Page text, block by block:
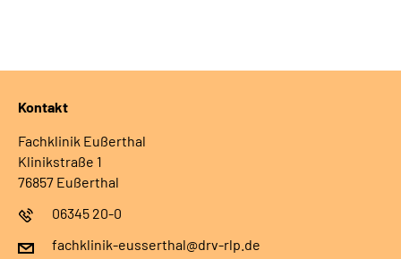
Kontakt
Fachklinik Eußerthal
Klinikstraße 1
76857 Eußerthal
06345 20-0
fachklinik-eusserthal@drv-rlp.de